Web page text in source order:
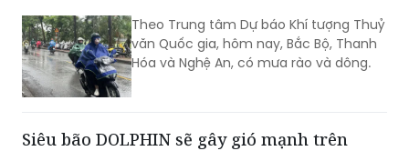
Theo Trung tâm Dự báo Khí tượng Thuỷ
văn Quốc gia, hôm nay, Bắc Bộ, Thanh
Hóa và Nghệ An, có mưa rào và dông.
Siêu bão DOLPHIN sẽ gây gió mạnh trên